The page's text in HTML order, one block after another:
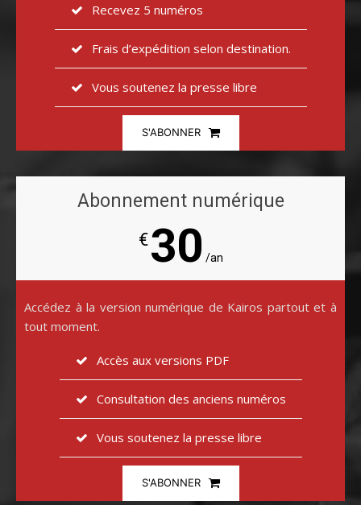
Recevez 5 numéros
Frais d’expédition selon destination.
Vous soutenez la presse libre
S'ABONNER
Abonnement numérique
€30 /an
Accédez à la version numérique de Kairos partout et à
tout moment.
Accès aux versions PDF
Consultation des anciens numéros
Vous soutenez la presse libre
S'ABONNER